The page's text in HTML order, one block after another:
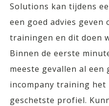
Solutions kan tijdens
een goed advies geven
trainingen en dit doen
Binnen de eerste
meeste gevallen al een
incompany training
geschetste profiel.